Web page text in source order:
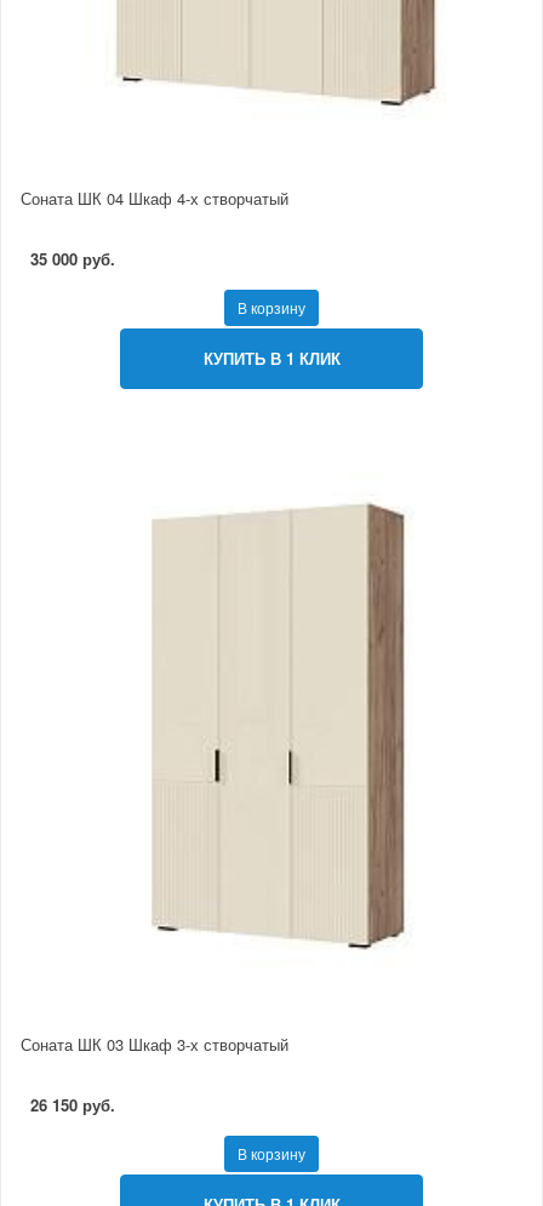
Соната ШК 04 Шкаф 4-х створчатый
35 000 руб.
В корзину
КУПИТЬ В 1 КЛИК
Соната ШК 03 Шкаф 3-х створчатый
26 150 руб.
В корзину